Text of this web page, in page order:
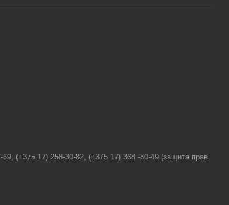
(+375 17) 258-30-82, (+375 17) 368 -80-49 (защита прав